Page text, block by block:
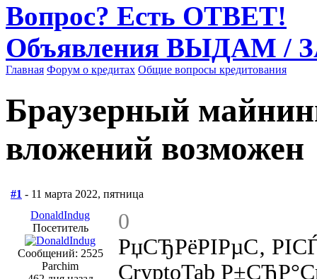
Вопрос? Есть ОТВЕТ!
Объявления ВЫДАМ /
Главная Форум о кредитах Общие вопросы кредитования
Браузерный
вложений возможен
#1 - 11 марта 2022, пятница
DonaldIndug
Посетитель
Сообщений: 2525
Parchim
0
РџСЂРёРІРµС‚
CryptoTab